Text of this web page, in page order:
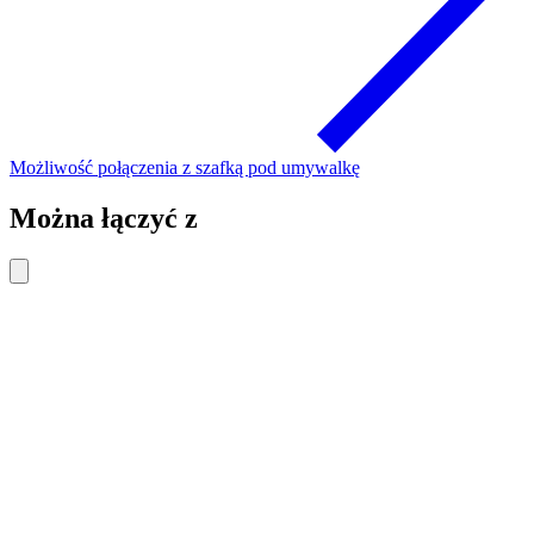
Możliwość połączenia z szafką pod umywalkę
Można łączyć z